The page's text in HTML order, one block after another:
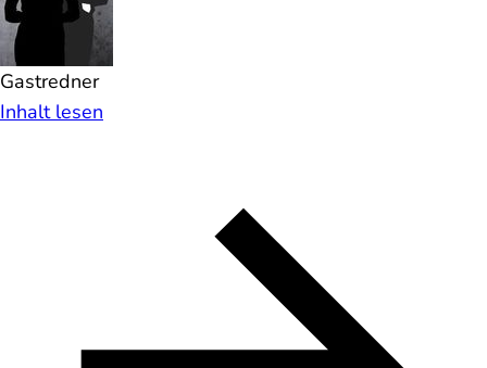
Gastredner
Inhalt lesen